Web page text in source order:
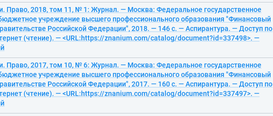
Право, 2018, том 11, № 1: Журнал. — Москва: Федеральное государственное
учреждение высшего профессионального образования "Финансовый
Российской Федерации", 2018. — 146 с. — Аспирантура. — Доступ по
(чтение). — <URL:https://znanium.com/catalog/document?id=337498>. —
Право, 2017, том 10, № 6: Журнал. — Москва: Федеральное государственное
учреждение высшего профессионального образования "Финансовый
Российской Федерации", 2017. — 160 с. — Аспирантура. — Доступ по
(чтение). — <URL:https://znanium.com/catalog/document?id=337497>. —